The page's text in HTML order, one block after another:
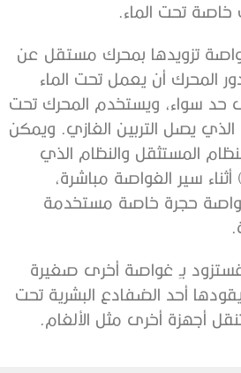
خاصة تحت الماء.
تزويدها بمحرك مستقل عن
المحرك أن يعمل تحت الماء
حد سواء، ويستخدم المحرك تحت
الذي يصل التربين الغازي. ويمكن
المستثقل والنظام الذي
سير الغواصة مباشرة،
حجرة خاصة مستخدمة
بـِ غواصة أخرى صغيرة
أحد الضفادع البشرية تحت
أجهزة أخرى مثل الألغام.